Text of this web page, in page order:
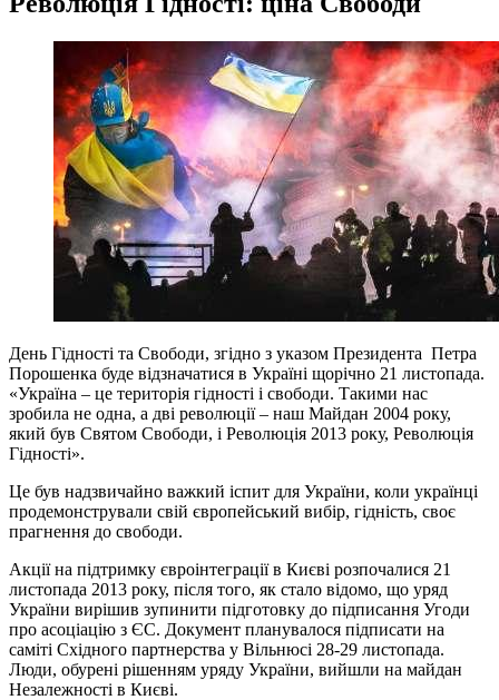
День Гідності та Свободи, згідно з указом Президента Петра
Порошенка буде відзначатися в Україні щорічно 21 листопада.
«Україна – це територія гідності і свободи. Такими нас
зробила не одна, а дві революції – наш Майдан 2004 року,
який був Святом Свободи, і Революція 2013 року, Революція
Гідності».
Це був надзвичайно важкий іспит для України, коли українці
продемонстрували свій європейський вибір, гідність, своє
прагнення до свободи.
Акції на підтримку євроінтеграції в Києві розпочалися 21
листопада 2013 року, після того, як стало відомо, що уряд
України вирішив зупинити підготовку до підписання Угоди
про асоціацію з ЄС. Документ планувалося підписати на
саміті Східного партнерства у Вільнюсі 28-29 листопада.
Люди, обурені рішенням уряду України, вийшли на майдан
Незалежності в Києві.